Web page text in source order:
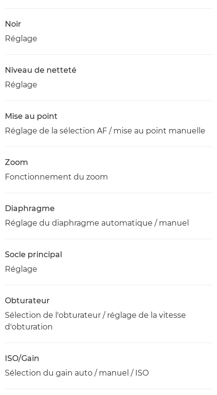
Noir
Réglage
Niveau de netteté
Réglage
Mise au point
Réglage de la sélection AF / mise au point manuelle
Zoom
Fonctionnement du zoom
Diaphragme
Réglage du diaphragme automatique / manuel
Socle principal
Réglage
Obturateur
Sélection de l'obturateur / réglage de la vitesse
d'obturation
ISO/Gain
Sélection du gain auto / manuel / ISO